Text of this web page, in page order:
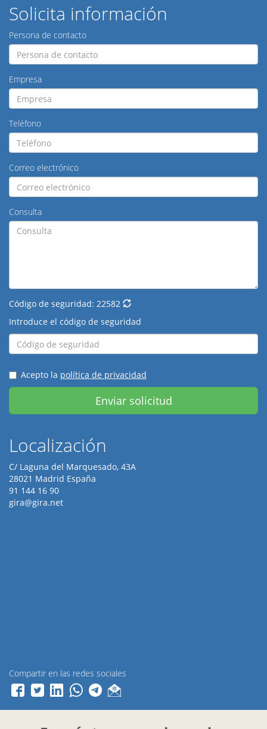
Solicita información
Persona de contacto
Empresa
Teléfono
Correo electrónico
Consulta
Código de seguridad: 22582
Introduce el código de seguridad
Acepto la política de privacidad
Enviar solicitud
Localización
C/ Laguna del Marquesado, 43A
28021 Madrid España
91 144 16 90
gira@gira.net
Compartir en las redes sociales